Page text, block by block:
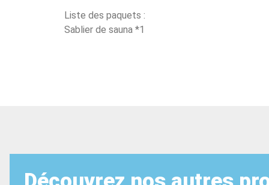
Liste des paquets :
Sablier de sauna *1